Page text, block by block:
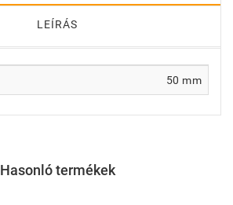
LEÍRÁS
50 mm
Hasonló termékek